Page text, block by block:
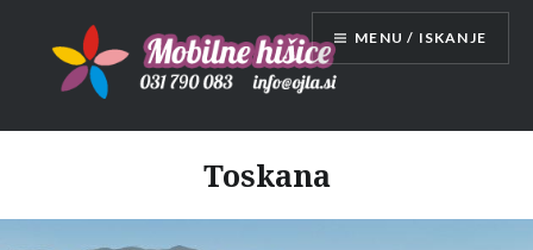
to
content
Mobilne hišice
MENU / ISKANJE
Toskana